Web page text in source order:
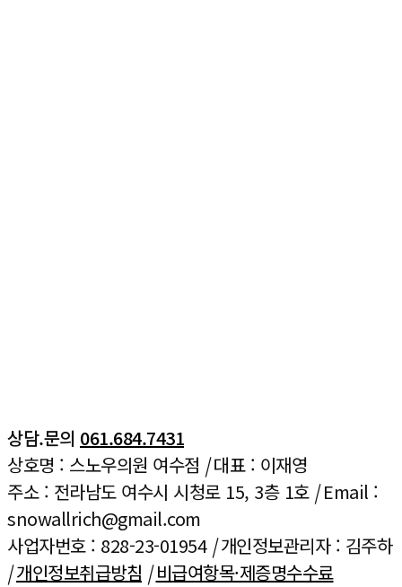
상담.문의 061.684.7431
상호명 : 스노우의원 여수점 |대표 : 이재영
주소 : 전라남도 여수시 시청로 15, 3층 1호 |Email :
snowallrich@gmail.com
사업자번호 : 828-23-01954 |개인정보관리자 : 김주하
| 개인정보취급방침 | 비급여항목·제증명수수료